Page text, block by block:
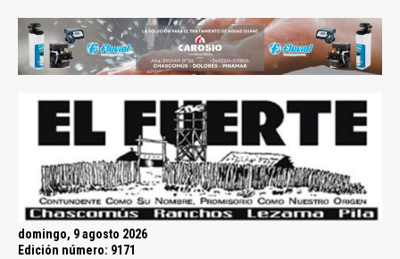
domingo, 9 agosto 2026
Edición número: 9171